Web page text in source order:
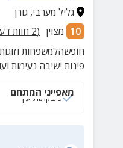
גליל מערבי, גורן
10 מצוין (
2 חוות
חופשהלמשפחות
פינות ישיבה נעימות
מאפייני המתחם
3 בקתות עץ